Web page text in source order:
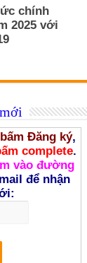
chính
2025 với
bấm Đăng ký,
complete.
vào đường
để nhận